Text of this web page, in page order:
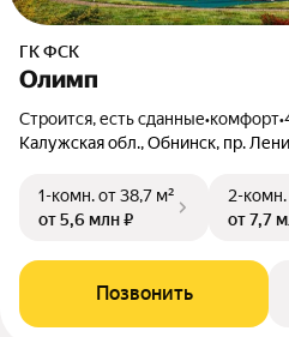
ГК ФСК
Олимп
Строится, есть сданные•комфорт•
Калужская обл., Обнинск, пр.
1-комн.от 38,7 м²
от 5,6 млн ₽
2-комн.
от 7,7
Позвонить